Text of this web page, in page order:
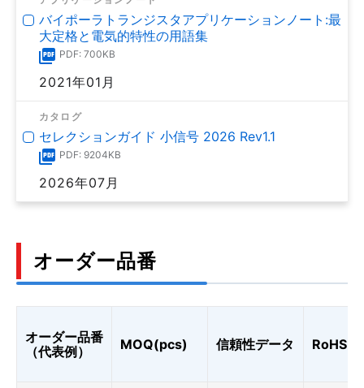
バイポーラトランジスタアプリケーションノート:最
大定格と電気的特性の用語集
PDF: 700KB
2021年01月
カタログ
セレクションガイド 小信号 2026 Rev1.1
PDF: 9204KB
2026年07月
オーダー品番
オーダー品番
（代表例）
MOQ(pcs) 信頼性データ RoHS